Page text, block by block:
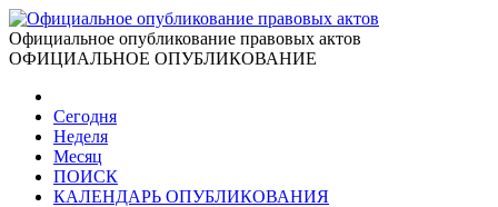
Официальное опубликование правовых актов
ОФИЦИАЛЬНОЕ ОПУБЛИКОВАНИЕ
Сегодня
Неделя
Месяц
ПОИСК
КАЛЕНДАРЬ ОПУБЛИКОВАНИЯ